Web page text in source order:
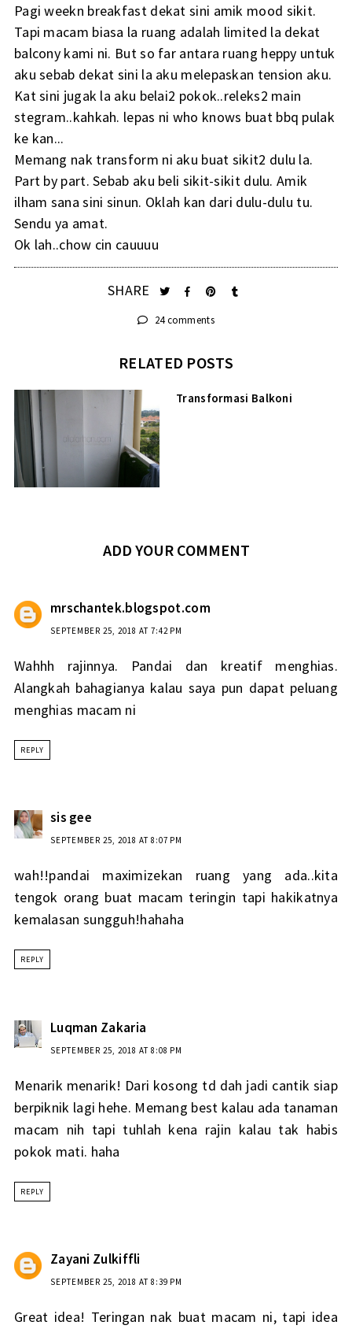
Pagi weekn breakfast dekat sini amik mood sikit.
Tapi macam biasa la ruang adalah limited la dekat
balcony kami ni. But so far antara ruang heppy untuk
aku sebab dekat sini la aku melepaskan tension aku.
Kat sini jugak la aku belai2 pokok..releks2 main
stegram..kahkah. lepas ni who knows buat bbq pulak
ke kan...
Memang nak transform ni aku buat sikit2 dulu la.
Part by part. Sebab aku beli sikit-sikit dulu. Amik
ilham sana sini sinun. Oklah kan dari dulu-dulu tu.
Sendu ya amat.
Ok lah..chow cin cauuuu
SHARE
24 comments
RELATED POSTS
Transformasi Balkoni
ADD YOUR COMMENT
mrschantek.blogspot.com
SEPTEMBER 25, 2018 AT 7:42 PM
Wahhh rajinnya. Pandai dan kreatif menghias.
Alangkah bahagianya kalau saya pun dapat peluang
menghias macam ni
REPLY
sis gee
SEPTEMBER 25, 2018 AT 8:07 PM
wah!!pandai maximizekan ruang yang ada..kita
tengok orang buat macam teringin tapi hakikatnya
kemalasan sungguh!hahaha
REPLY
Luqman Zakaria
SEPTEMBER 25, 2018 AT 8:08 PM
Menarik menarik! Dari kosong td dah jadi cantik siap
berpiknik lagi hehe. Memang best kalau ada tanaman
macam nih tapi tuhlah kena rajin kalau tak habis
pokok mati. haha
REPLY
Zayani Zulkiffli
SEPTEMBER 25, 2018 AT 8:39 PM
Great idea! Teringan nak buat macam ni, tapi idea